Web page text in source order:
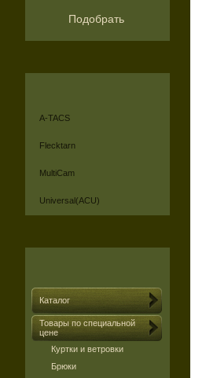
Подобрать
A-TACS
Flecktarn
MultiCam
Universal(ACU)
Каталог
Товары по специальной
цене
Куртки и ветровки
Брюки